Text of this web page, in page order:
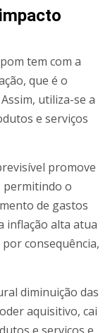
tem com a
que é o
utiliza-se a
e serviços
promove
permitindo o
de gastos
inflação alta atua
consequência,
diminuição das
aquisitivo, cai
e serviços e,